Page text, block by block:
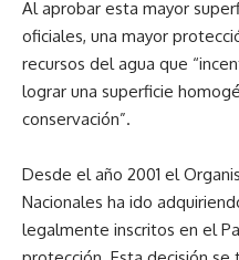
Al aprobar esta mayor
oficiales, una mayor
recursos del agua que
lograr una superficie
conservación”.
Desde el año 2001 el
Nacionales ha ido
legalmente inscritos en el